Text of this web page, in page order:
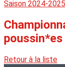
Saison 2024-2025
poussin*es
Retour à la liste